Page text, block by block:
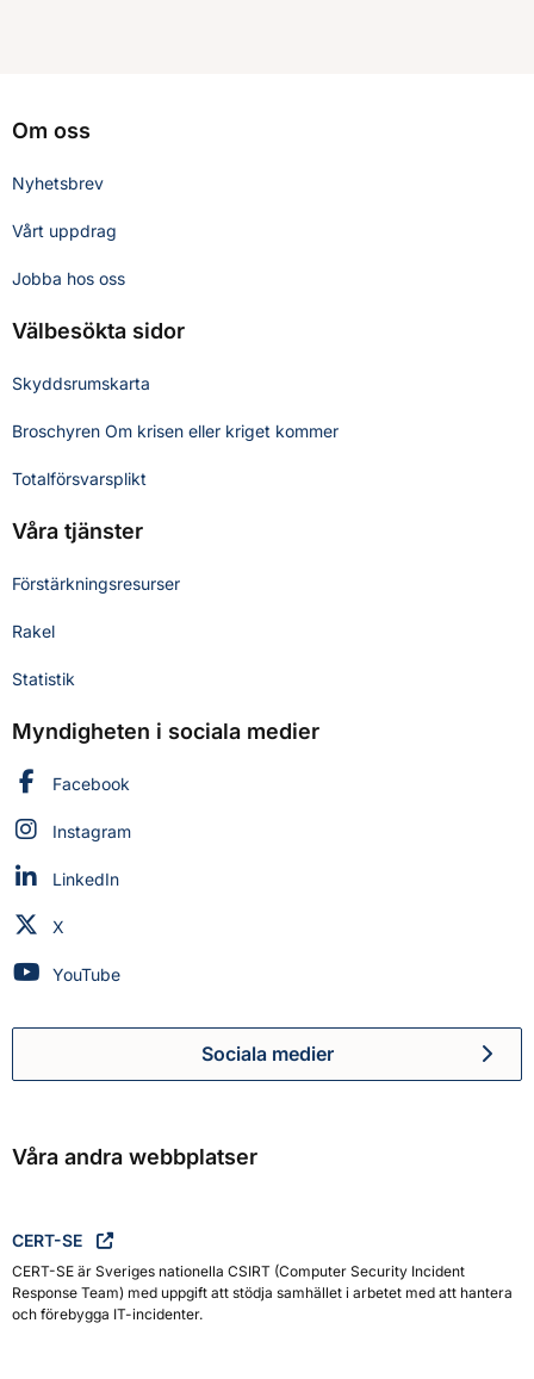
Om oss
Nyhetsbrev
Vårt uppdrag
Jobba hos oss
Välbesökta sidor
Skyddsrumskarta
Broschyren Om krisen eller kriget kommer
Totalförsvarsplikt
Våra tjänster
Förstärkningsresurser
Rakel
Statistik
Myndigheten i sociala medier
Myndigheten för civilt försvar på
Facebook
Myndigheten för civilt försvar på
Instagram
Myndigheten för civilt försvar på
LinkedIn
Myndigheten för civilt försvar på
X
Myndigheten för civilt försvar på
YouTube
Myndigheten för civilt
Sociala medier
Våra andra webbplatser
CERT-SE
CERT-SE är Sveriges nationella CSIRT (Computer Security Incident
Response Team) med uppgift att stödja samhället i arbetet med att hantera
och förebygga IT-incidenter.